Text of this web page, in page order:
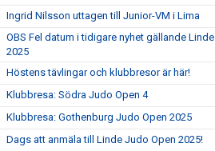
Ingrid Nilsson uttagen till Junior-VM i Lima
OBS Fel datum i tidigare nyhet gällande
2025
Höstens tävlingar och klubbresor är här!
Klubbresa: Södra Judo Open 4
Klubbresa: Gothenburg Judo Open 2025
Dags att anmäla till Linde Judo Open 2025!